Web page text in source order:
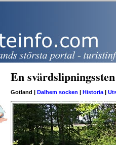
En
Gotland | Dalhem socken | Historia |